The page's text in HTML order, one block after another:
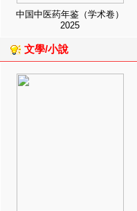
中国中医药年鉴（学术卷）
2025
文學/小說